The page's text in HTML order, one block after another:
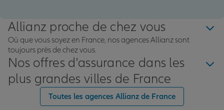
Allianz proche de chez vous
Où que vous soyez en France, nos agences Allianz sont
toujours près de chez vous.
Nos offres d'assurance dans les
plus grandes villes de France
Toutes les agences Allianz de France